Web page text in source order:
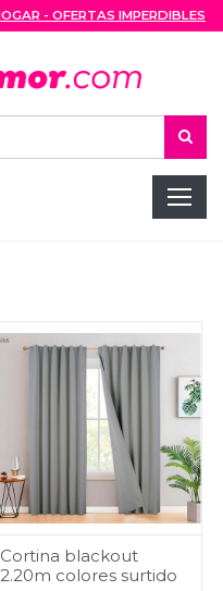
- OFERTAS IMPERDIBLES
Cortina blackout
2.20m colores surtido